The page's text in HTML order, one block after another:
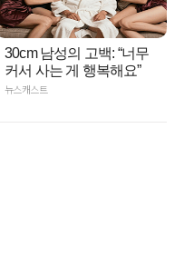
30cm 남성의 고백: “너무
커서 사는 게 행복해요”
뉴스캐스트